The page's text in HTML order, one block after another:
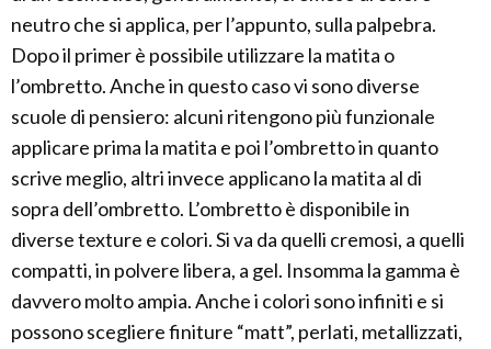
neutro che si applica, per l’appunto, sulla palpebra.
Dopo il primer è possibile utilizzare la matita o
l’ombretto. Anche in questo caso vi sono diverse
scuole di pensiero: alcuni ritengono più funzionale
applicare prima la matita e poi l’ombretto in quanto
scrive meglio, altri invece applicano la matita al di
sopra dell’ombretto. L’ombretto è disponibile in
diverse texture e colori. Si va da quelli cremosi, a quelli
compatti, in polvere libera, a gel. Insomma la gamma è
davvero molto ampia. Anche i colori sono infiniti e si
possono scegliere finiture “matt”, perlati, metallizzati,